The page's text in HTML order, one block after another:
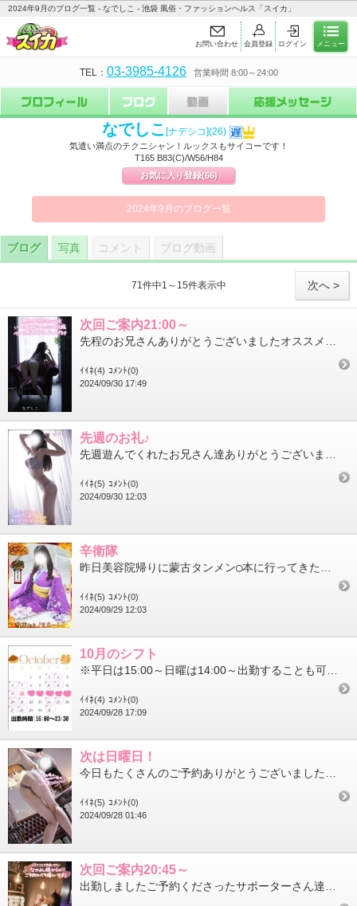
2024年9月のブログ一覧 - なでしこ - 池袋 風俗・ファッションヘルス「スイカ」
お問い合わせ 会員登録 ログイン メニュー
TEL： 03-3985-4126 営業時間 8:00～24:00
なでしこ [ナデシコ](26)
気遣い満点のテクニシャン！ルックスもサイコーです！
T165 B83(C)/W56/H84
お気に入り登録(66)
2024年9月のブログ一覧
ブログ 写真 コメント ブログ動画
次へ >
71件中1～15件表示中
次回ご案内21:00～
ｲｲﾈ(4) ｺﾒﾝﾄ(0)
2024/09/30 17:49
先週のお礼♪
ｲｲﾈ(5) ｺﾒﾝﾄ(0)
2024/09/30 12:03
辛衛隊
ｲｲﾈ(5) ｺﾒﾝﾄ(0)
2024/09/29 12:03
10月のシフト
ｲｲﾈ(4) ｺﾒﾝﾄ(0)
2024/09/28 17:09
次は日曜日！
ｲｲﾈ(5) ｺﾒﾝﾄ(0)
2024/09/28 01:46
次回ご案内20:45～